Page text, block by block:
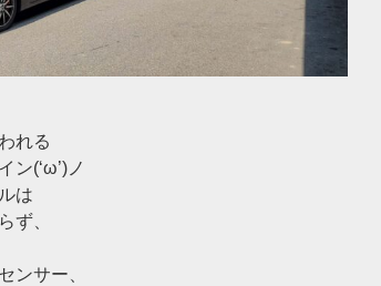
れる
ン(‘ω’)ノ
は
ず、
ンサー、